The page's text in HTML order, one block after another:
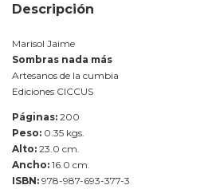
Descripción
Marisol Jaime
Sombras nada más
Artesanos de la cumbia
Ediciones CICCUS
Páginas: 200
Peso: 0.35 kgs.
Alto: 23.0 cm.
Ancho: 16.0 cm.
ISBN: 978-987-693-377-3